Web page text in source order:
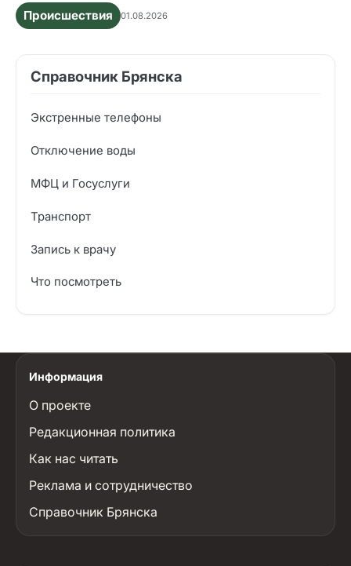
Происшествия
01.08.2026
Справочник Брянска
Экстренные телефоны
Отключение воды
МФЦ и Госуслуги
Транспорт
Запись к врачу
Что посмотреть
Информация
О проекте
Редакционная политика
Как нас читать
Реклама и сотрудничество
Справочник Брянска